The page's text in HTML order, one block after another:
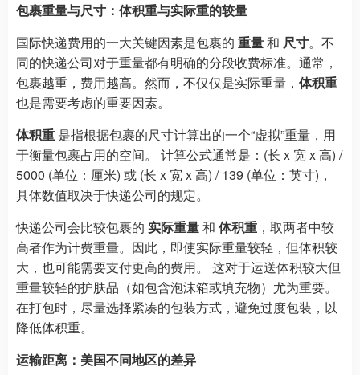
包裹重量与尺寸：体积重与实际重的较量
国际快递费用的一大关键因素是包裹的 重量和 尺寸。不
同的快递公司对于重量都有明确的分段收费标准。通常，
包裹越重，费用越高。然而，不仅仅是实际重量， 体积重
也是需要考虑的重要因素。
体积重 是指根据包裹的尺寸计算出的一个“虚拟”重量，用
于衡量包裹占用的空间。 计算公式通常是：(长 x 宽 x 高) /
5000 (单位：厘米) 或 (长 x 宽 x 高) / 139 (单位：英寸)，
具体数值取决于快递公司的规定。
快递公司会比较包裹的 实际重量和 体积重 ，取两者中较
高者作为计费重量。因此，即使实际重量较轻，但体积较
大，也可能需要支付更高的费用。 这对于运送体积较大但
重量较轻的护肤品（如包含泡沫箱或填充物）尤为重要。
在打包时，尽量选择紧凑的包装方式，避免过度包装，以
降低体积重。
运输距离：美国不同地区的差异